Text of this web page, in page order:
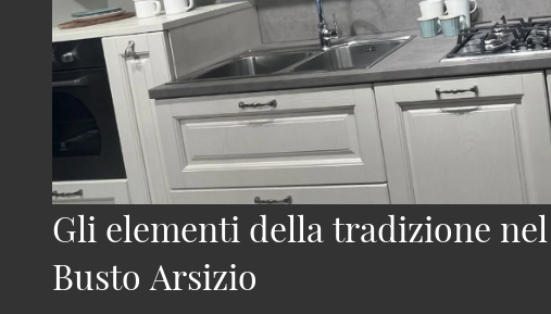
Gli elementi della tradizione
Busto Arsizio